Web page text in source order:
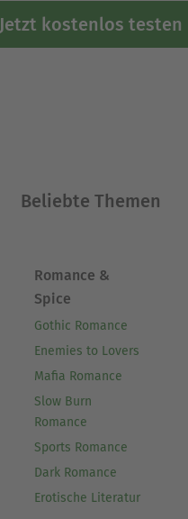
Jetzt kostenlos testen
Beliebte Themen
Romance &
Spice
Gothic Romance
Enemies to Lovers
Mafia Romance
Slow Burn
Romance
Sports Romance
Dark Romance
Erotische Literatur